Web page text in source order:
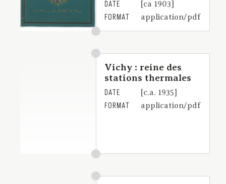
DATE [ca 1903]
FORMAT application/pdf
Vichy : reine des
stations thermales
DATE [c.a. 1935]
FORMAT application/pdf